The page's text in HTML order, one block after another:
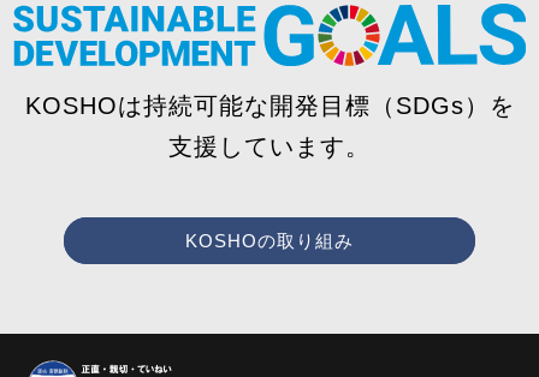
KOSHOは持続可能な開発目標（SDGs）を
支援しています。
KOSHOの取り組み